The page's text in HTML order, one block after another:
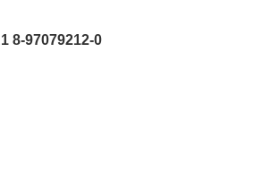
8-97079212-0